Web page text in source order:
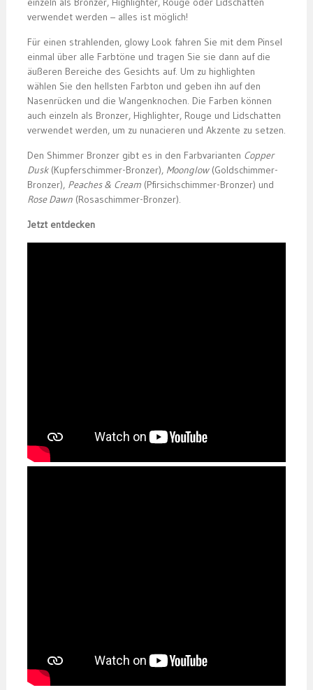
verwendet werden – alles ist möglich!
Für einen strahlenden, glowy Look fahren Sie mit dem Pinsel
einmal über alle Farbtöne und tragen Sie sie dann auf die
äußeren Bereiche des Gesichts auf. Um zu highlighten
wählen Sie den hellsten Farbton und geben ihn auf den
Nasenrücken und die Wangenknochen. Die Farben können
auch einzeln als Bronzer, Highlighter, Rouge und Lidschatten
verwendet werden, um zu nunacieren und Akzente zu setzen.
Den Shimmer Bronzer gibt es in den Farbvarianten Copper
Dusk(Kupferschimmer-Bronzer), Moonglow(Goldschimmer-
Bronzer), Peaches & Cream(Pfirsichschimmer-Bronzer) und
Rose Dawn(Rosaschimmer-Bronzer).
Jetzt entdecken